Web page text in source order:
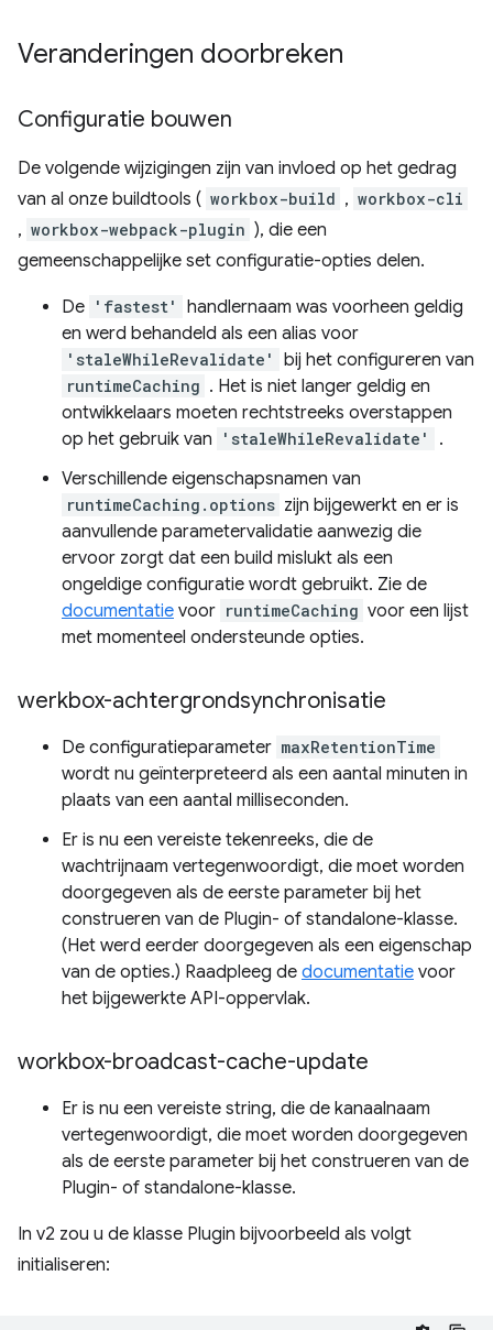
Veranderingen doorbreken
Configuratie bouwen
De volgende wijzigingen zijn van invloed op het gedrag
van al onze buildtools ( workbox-build , workbox-cli
, workbox-webpack-plugin ), die een
gemeenschappelijke set configuratie-opties delen.
De 'fastest'
handlernaam was voorheen geldig
en werd behandeld als een alias voor
'staleWhileRevalidate' bij het configureren van
runtimeCaching . Het is niet langer geldig en
ontwikkelaars moeten rechtstreeks overstappen
op het gebruik van
'staleWhileRevalidate'
.
Verschillende eigenschapsnamen van
runtimeCaching.options zijn bijgewerkt en er is
aanvullende parametervalidatie aanwezig die
ervoor zorgt dat een build mislukt als een
ongeldige configuratie wordt gebruikt. Zie de
documentatie voor runtimeCaching voor een lijst
met momenteel ondersteunde opties.
werkbox-achtergrondsynchronisatie
De configuratieparameter maxRetentionTime
wordt nu geïnterpreteerd als een aantal minuten in
plaats van een aantal milliseconden.
Er is nu een vereiste tekenreeks, die de
wachtrijnaam vertegenwoordigt, die moet worden
doorgegeven als de eerste parameter bij het
construeren van de Plugin- of standalone-klasse.
(Het werd eerder doorgegeven als een eigenschap
van de opties.) Raadpleeg de documentatie voor
het bijgewerkte API-oppervlak.
workbox-broadcast-cache-update
Er is nu een vereiste string, die de kanaalnaam
vertegenwoordigt, die moet worden doorgegeven
als de eerste parameter bij het construeren van de
Plugin- of standalone-klasse.
In v2 zou u de klasse Plugin bijvoorbeeld als volgt
initialiseren: